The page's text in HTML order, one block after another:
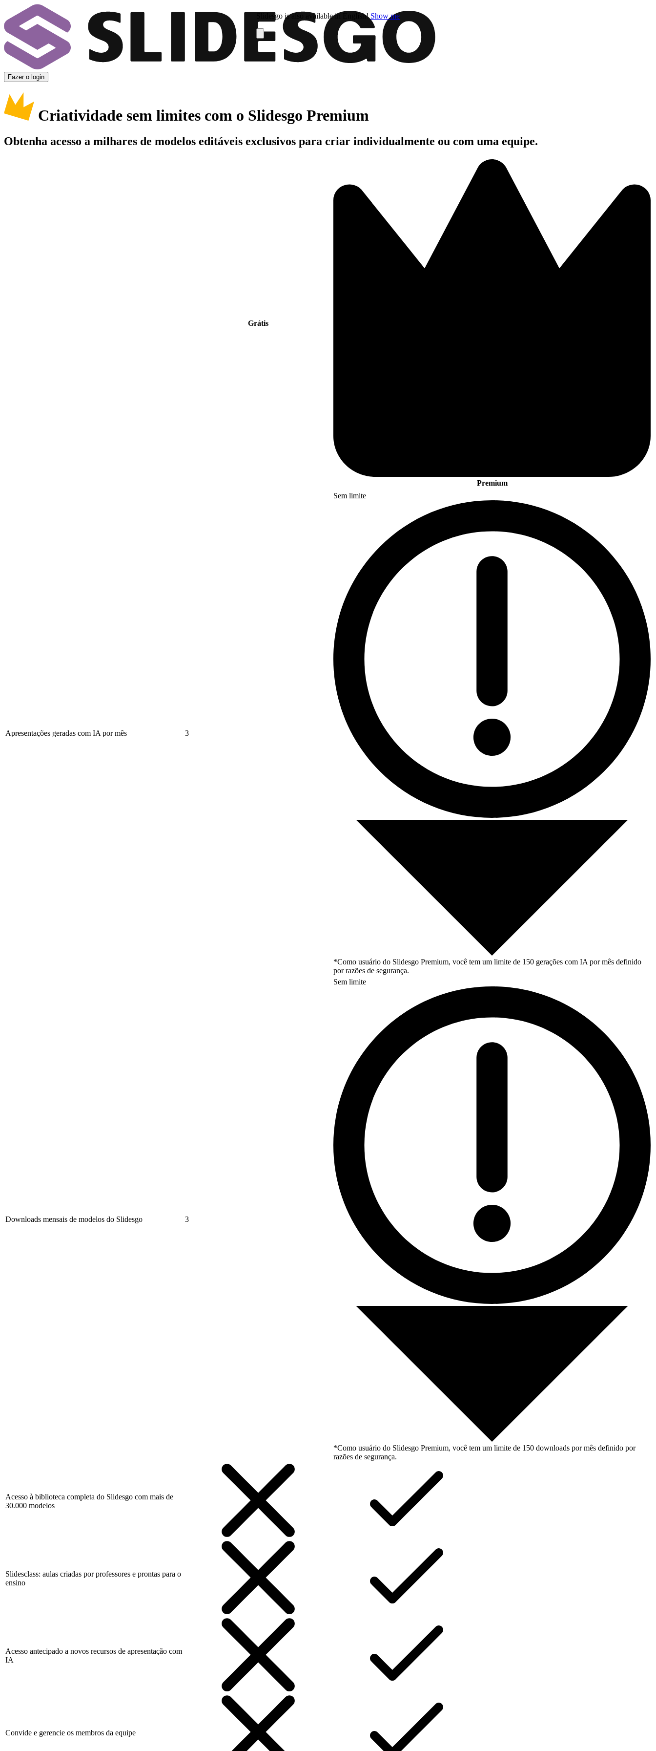
Slidesgo is also available in English! Show me
Fazer o login
Criatividade sem limites com o Slidesgo Premium
Obtenha acesso a milhares de modelos editáveis exclusivos para criar individualmente ou com uma equipe.
Grátis
Premium
Apresentações geradas com IA por mês 3
Sem limite
*Como usuário do Slidesgo Premium, você tem um limite de 150 gerações com IA por mês definido
por razões de segurança.
Downloads mensais de modelos do Slidesgo 3
Sem limite
*Como usuário do Slidesgo Premium, você tem um limite de 150 downloads por mês definido por
razões de segurança.
Acesso à biblioteca completa do Slidesgo com mais de
30.000 modelos
Slidesclass: aulas criadas por professores e prontas para o
ensino
Acesso antecipado a novos recursos de apresentação com
IA
Convide e gerencie os membros da equipe